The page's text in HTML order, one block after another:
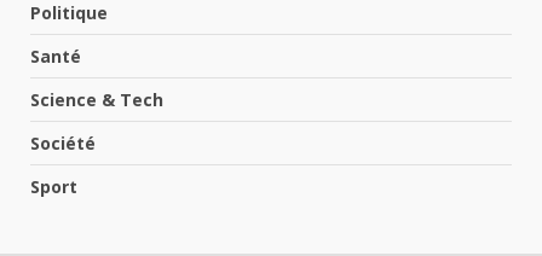
Politique
Santé
Science & Tech
Société
Sport